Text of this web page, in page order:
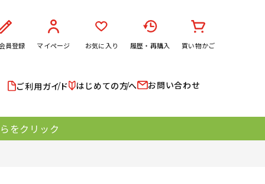
員登録 マイページ お気に入り 履歴・再購入 買い物かご
ご利用ガイド はじめての方へ お問い合わせ
をクリック